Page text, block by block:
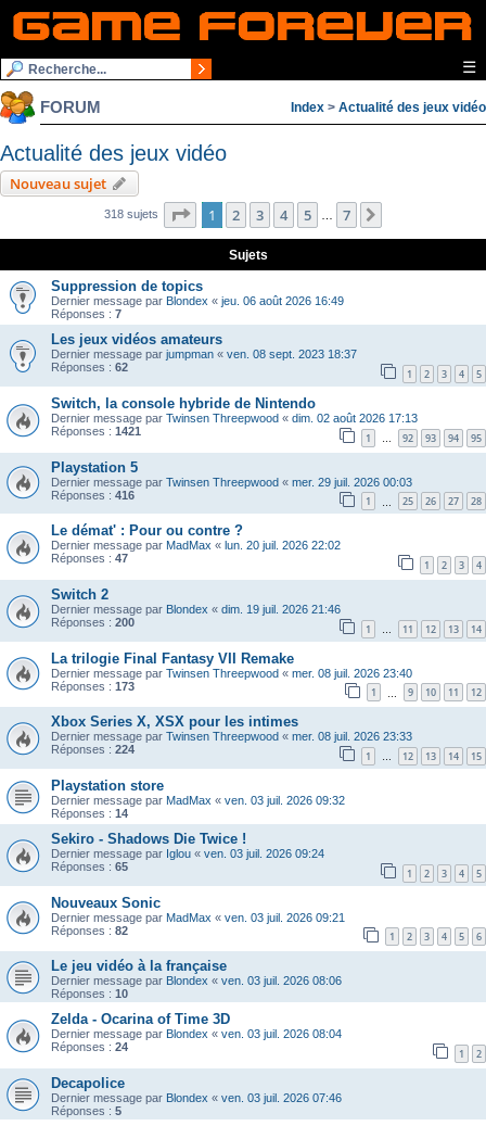
☰
FORUM Index > Actualité des jeux vidéo
Actualité des jeux vidéo
Nouveau sujet
318 sujets Page 1sur7
1 2 3 4 5 … 7
Sujets
Suppression de topics
Dernier message par Blondex « jeu. 06 août 2026 16:49
Réponses : 7
Les jeux vidéos amateurs
Dernier message par jumpman « ven. 08 sept. 2023 18:37
Réponses : 62 1 2 3 4 5
Switch, la console hybride de Nintendo
Dernier message par Twinsen Threepwood « dim. 02 août 2026 17:13
Réponses : 1421 1 … 92 93 94 95
Playstation 5
Dernier message par Twinsen Threepwood « mer. 29 juil. 2026 00:03
Réponses : 416 1 25 26 27 28
Le démat' : Pour ou contre ?
Dernier message par MadMax « lun. 20 juil. 2026 22:02
Réponses : 47 1 2 3 4
Switch 2
Dernier message par Blondex « dim. 19 juil. 2026 21:46
Réponses : 200 1 … 11 12 13 14
La trilogie Final Fantasy VII Remake
Dernier message par Twinsen Threepwood « mer. 08 juil. 2026 23:40
Réponses : 173 1 9 10 11 12
Xbox Series X, XSX pour les intimes
Dernier message par Twinsen Threepwood « mer. 08 juil. 2026 23:33
Réponses : 224 1 … 12 13 14 15
Playstation store
Dernier message par MadMax « ven. 03 juil. 2026 09:32
Réponses : 14
Sekiro - Shadows Die Twice !
Dernier message par Iglou « ven. 03 juil. 2026 09:24
Réponses : 65 1 2 3 4 5
Nouveaux Sonic
Dernier message par MadMax « ven. 03 juil. 2026 09:21
Réponses : 82 1 2 3 4 5 6
Le jeu vidéo à la française
Dernier message par Blondex « ven. 03 juil. 2026 08:06
Réponses : 10
Zelda - Ocarina of Time 3D
Dernier message par Blondex « ven. 03 juil. 2026 08:04
Réponses : 24 1 2
Decapolice
Dernier message par Blondex « ven. 03 juil. 2026 07:46
Réponses : 5